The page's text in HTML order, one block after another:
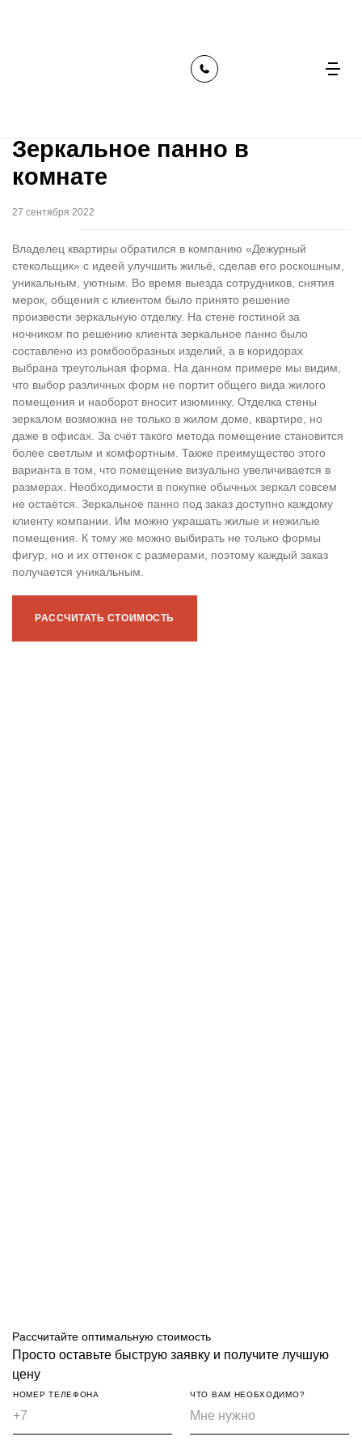
зеркальное панно в комнате
Зеркальное панно в
комнате
27 сентября 2022
Владелец квартиры обратился в компанию «Дежурный
стекольщик» с идеей улучшить жильё, сделав его роскошным,
уникальным, уютным. Во время выезда сотрудников, снятия
мерок, общения с клиентом было принято решение
произвести зеркальную отделку. На стене гостиной за
ночником по решению клиента зеркальное панно было
составлено из ромбообразных изделий, а в коридорах
выбрана треугольная форма. На данном примере мы видим,
что выбор различных форм не портит общего вида жилого
помещения и наоборот вносит изюминку. Отделка стены
зеркалом возможна не только в жилом доме, квартире, но
даже в офисах. За счёт такого метода помещение становится
более светлым и комфортным. Также преимущество этого
варианта в том, что помещение визуально увеличивается в
размерах. Необходимости в покупке обычных зеркал совсем
не остаётся. Зеркальное панно под заказ доступно каждому
клиенту компании. Им можно украшать жилые и нежилые
помещения. К тому же можно выбирать не только формы
фигур, но и их оттенок с размерами, поэтому каждый заказ
получается уникальным.
РАССЧИТАТЬ СТОИМОСТЬ
Рассчитайте оптимальную стоимость
Просто оставьте быструю заявку и получите лучшую
цену
НОМЕР ТЕЛЕФОНА ЧТО ВАМ НЕОБХОДИМО?